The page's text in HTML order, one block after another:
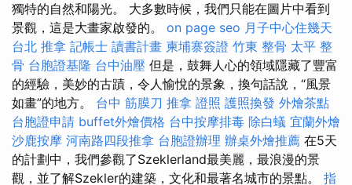
獨特的自然和陽光。 大多數時候，我們只能在圖片中看到
景觀，這是大畫家啟發的。 on page seo 月子中心住幾天
台北 推拿 記帳士 讀書計畫 柬埔寨簽證 竹東 整骨 太平 整
骨 台胞證基隆 台中油壓 但是，鼓舞人心的領域隱藏了豐富
的經驗，美妙的古蹟，令人愉悅的景象，換句話說，“風景
如畫”的地方。 台中 筋膜刀 推拿 證照 護照換發 外燴茶點
台胞證申請 buffet外燴價格 台中按摩排毒 除白蟻 宜蘭外燴
沙鹿按摩 河南路四段推拿 台胞證辦理 辦桌外燴推薦 在5天
的計劃中，我們參觀了Szeklerland最美麗，最浪漫的景
觀，並了解Szekler的建築，文化和最著名城市的景點。 指